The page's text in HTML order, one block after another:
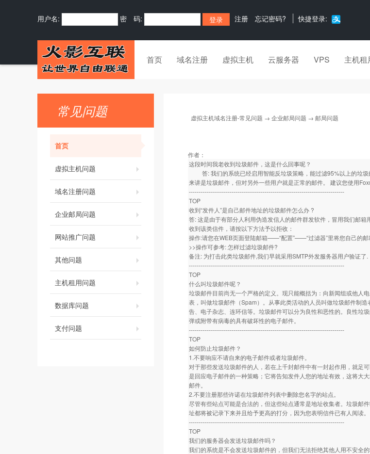
用户名: 密 码: 注册 忘记密码? 快捷登录:
首页 域名注册 虚拟主机 云服务器 VPS 主机租
常见问题
首页
虚拟主机问题
域名注册问题
企业邮局问题
网站推广问题
其他问题
主机租用问题
数据库问题
支付问题
虚拟主机域名注册-常见问题 → 企业邮局问题 → 邮局问题
作者：
这段时间我老收到垃圾邮件，这是什么回事呢？
答: 我们的系统已经启用智能反垃圾策略，能过滤95%以上的垃圾
来讲是垃圾邮件，但对另外一些用户就是正常的邮件。 建议您使用
--------------------------------------------------------------------------------
TOP
收到“发件人”是自己邮件地址的垃圾邮件怎么办 ?
答: 这是由于有部分人利用伪造发信人的邮件群发软件，冒用我们邮箱
收到该类信件，请按以下方法予以拒收：
操作:请您在WEB页面登陆邮箱——“配置”——“过滤器”里将您自己的
>>操作可参考: 怎样过滤垃圾邮件?
备注: 为打击此类垃圾邮件,我们早就采用SMTP外发服务器用户验证了.
--------------------------------------------------------------------------------
TOP
什么叫垃圾邮件呢？
垃圾邮件目前尚无一个严格的定义。现只能概括为：向新闻组或他人
表，叫做垃圾邮件（Spam）。从事此类活动的人员叫做垃圾邮件制
告、电子杂志、连环信等。垃圾邮件可以分为良性和恶性的。良性垃
弹或附带有病毒的具有破坏性的电子邮件。
--------------------------------------------------------------------------------
TOP
如何防止垃圾邮件？
1.不要响应不请自来的电子邮件或者垃圾邮件。
对于那些发送垃圾邮件的人，若在上千封邮件中有一封起作用，就足
是回应电子邮件的一种策略；它将告知发件人您的地址有效，这将大
邮件。
2.不要注册那些许诺在垃圾邮件列表中删除您名字的站点。
尽管有些站点可能是合法的，但这些站点通常是地址收集者。垃圾
址都将被记录下来并且给予更高的打分，因为您表明信件已有人阅读。
--------------------------------------------------------------------------------
TOP
我们的服务器会发送垃圾邮件吗？
我们的系统是不会发送垃圾邮件的，但我们无法拒绝其他人用不安全